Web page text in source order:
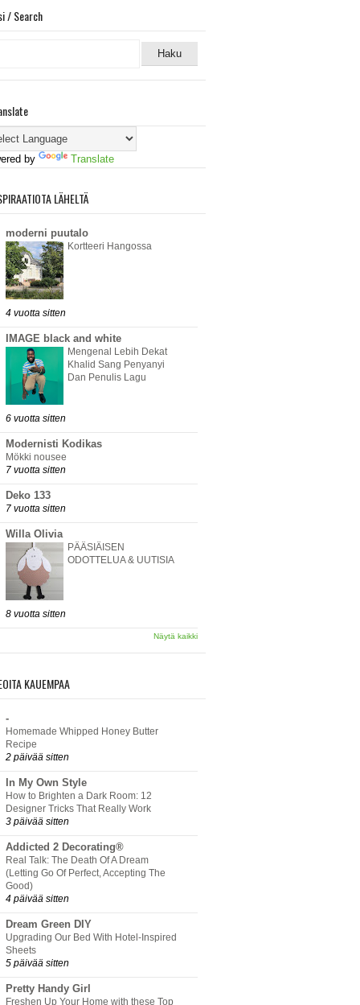
/ Search
by Translate
LÄHELTÄ
moderni puutalo
Kortteeri Hangossa
4 vuotta sitten
IMAGE black and white
Mengenal Lebih Dekat
Khalid Sang Penyanyi
Dan Penulis Lagu
6 vuotta sitten
Modernisti Kodikas
Mökki nousee
7 vuotta sitten
Deko 133
7 vuotta sitten
Willa Olivia
PÄÄSIÄISEN
ODOTTELUA & UUTISIA
8 vuotta sitten
Näytä kaikki
KAUEMPAA
-
Homemade Whipped Honey Butter
Recipe
2 päivää sitten
In My Own Style
How to Brighten a Dark Room: 12
Designer Tricks That Really Work
3 päivää sitten
Addicted 2 Decorating®
Real Talk: The Death Of A Dream
(Letting Go Of Perfect, Accepting The
Good)
4 päivää sitten
Dream Green DIY
Upgrading Our Bed With Hotel-Inspired
Sheets
5 päivää sitten
Pretty Handy Girl
Freshen Up Your Home with these Top